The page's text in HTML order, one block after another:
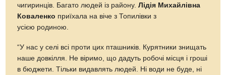
чигиринців. Багато людей із району.Лідія Михайлівна
Коваленко приїхала на віче з Топилівки з
усією родиною.
“У нас у селі всі проти цих пташників. Курятники знищать
наше довкілля. Не віримо, що дадуть робочі місця і гроші
в бюджети. Тільки видавлять людей. Ні води не буде, ні